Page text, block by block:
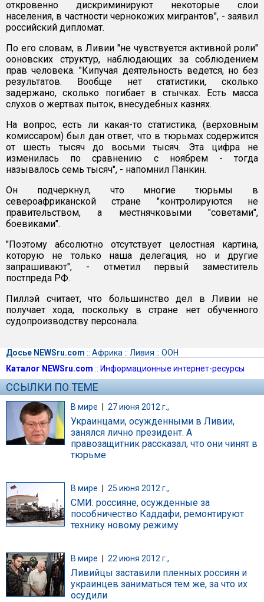
откровенно дискриминируют некоторые слои
населения, в частности чернокожих мигрантов", - заявил
российский дипломат.
По его словам, в Ливии "не чувствуется активной роли"
ооновских структур, наблюдающих за соблюдением
прав человека. "Кипучая деятельность ведется, но без
результатов. Вообще нет статистики, сколько
задержано, сколько погибает в стычках. Есть масса
слухов о жертвах пыток, внесудебных казнях.
На вопрос, есть ли какая-то статистика, (верховным
комиссаром) был дан ответ, что в тюрьмах содержится
от шесть тысяч до восьми тысяч. Эта цифра не
изменилась по сравнению с ноябрем - тогда
называлось семь тысяч", - напомнил Панкин.
Он подчеркнул, что многие тюрьмы в
североафриканской стране "контролируются не
правительством, а местнячковыми "советами",
боевиками".
"Поэтому абсолютно отсутствует целостная картина,
которую не только наша делегация, но и другие
запрашивают", - отметил первый заместитель
постпреда РФ.
Пиллэй считает, что большинство дел в Ливии не
получает хода, поскольку в стране нет обученного
судопроизводству персонала.
Досье NEWSru.com :: Африка :: Ливия :: ООН
Каталог NEWSru.com :: Информационные интернет-ресурсы
ССЫЛКИ ПО ТЕМЕ
В мире | 27 июня 2012 г.,
Украинцами, осужденными в Ливии,
занялся лично президент. А
правозащитник рассказал, что они чинят в
тюрьме
В мире 25 июня 2012 г.,
СМИ: россияне, осужденные за
пособничество Каддафи, ремонтируют
технику новому режиму
В мире 22 июня 2012 г.,
Ливийцы заставили пленных россиян и
украинцев заниматься тем же, за что их
осудили